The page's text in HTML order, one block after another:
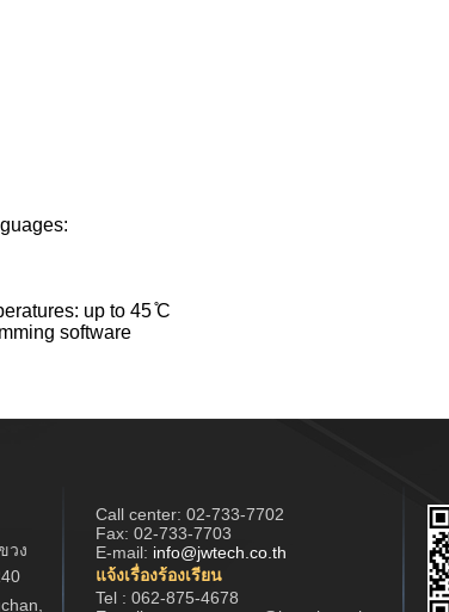
up to 45 ̊C
software
ง
Call center: 02-733-7702
Fax: 02-733-7703
E-mail: info@jwtech.co.th
แจ้งเรื่องร้องเรียน
Tel : 062-875-4678